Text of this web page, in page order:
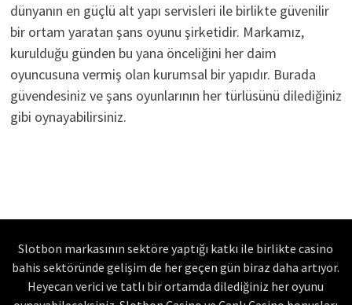
dünyanın en güçlü alt yapı servisleri ile birlikte güvenilir
bir ortam yaratan şans oyunu şirketidir. Markamız,
kurulduğu günden bu yana önceliğini her daim
oyuncusuna vermiş olan kurumsal bir yapıdır. Burada
güvendesiniz ve şans oyunlarının her türlüsünü dilediğiniz
gibi oynayabilirsiniz.
Slotbon markasının sektöre yaptığı katkı ile birlikte casino
bahis sektöründe gelişim de her geçen gün biraz daha artıyor.
Heyecan verici ve tatlı bir ortamda dilediğiniz her oyunu